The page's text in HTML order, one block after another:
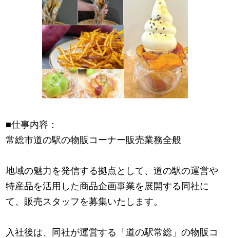
■仕事内容：
常総市道の駅の物販コーナー販売業務全般
地域の魅力を発信する拠点として、道の駅の運営や
特産品を活用した商品企画事業を展開する同社に
て、販売スタッフを募集いたします。
入社後は、同社が運営する「道の駅常総」の物販コ